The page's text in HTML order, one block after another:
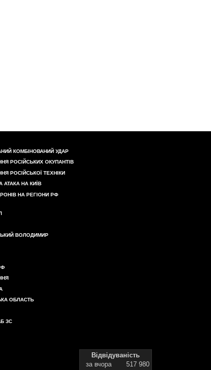
КОМБІНОВАНИЙ УДАР
РОСІЙСЬКИХ ОКУПАНТІВ
РОСІЙСЬКОЇ ТЕХНІКИ
АТАКА НА КИЇВ
НА РЕГІОНИ РФ
ВОЛОДИМИР
ОБЛАСТЬ
ЗС
Відвідуваність
за вчора
517 980